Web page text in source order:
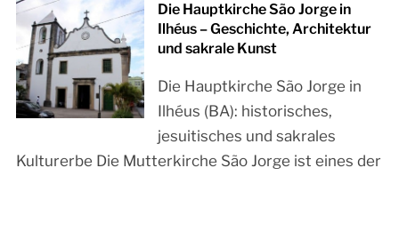
Die Hauptkirche São Jorge in
Ilhéus – Geschichte, Architektur
und sakrale Kunst
Die Hauptkirche São Jorge in
Ilhéus (BA): historisches,
jesuitisches und sakrales
Kulturerbe Die Mutterkirche São Jorge ist eines der